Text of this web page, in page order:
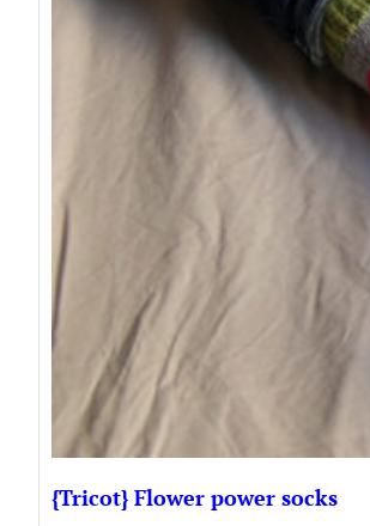
{Tricot} Flower power socks